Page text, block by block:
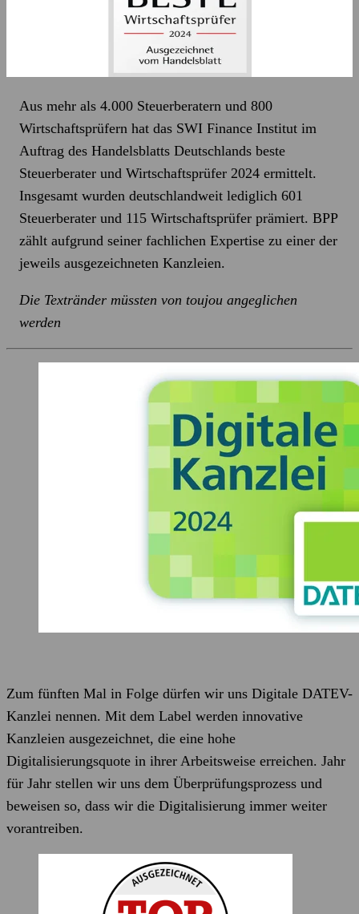
Aus mehr als 4.000 Steuerberatern und 800
Wirtschaftsprüfern hat das SWI Finance Institut im
Auftrag des Handelsblatts Deutschlands beste
Steuerberater und Wirtschaftsprüfer 2024 ermittelt.
Insgesamt wurden deutschlandweit lediglich 601
Steuerberater und 115 Wirtschaftsprüfer prämiert. BPP
zählt aufgrund seiner fachlichen Expertise zu einer der
jeweils ausgezeichneten Kanzleien.
Die Textränder müssten von toujou angeglichen
werden
Zum fünften Mal in Folge dürfen wir uns Digitale DATEV-
Kanzlei nennen. Mit dem Label werden innovative
Kanzleien ausgezeichnet, die eine hohe
Digitalisierungsquote in ihrer Arbeitsweise erreichen. Jahr
für Jahr stellen wir uns dem Überprüfungsprozess und
beweisen so, dass wir die Digitalisierung immer weiter
vorantreiben.